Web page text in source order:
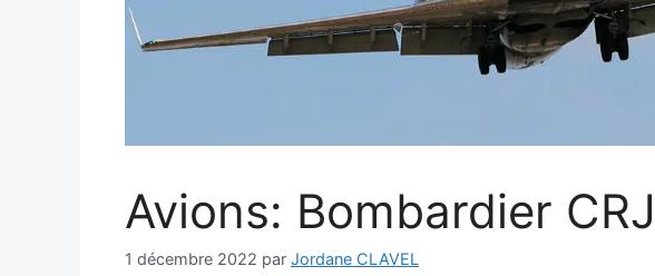
Avions: Bombardier
1 décembre 2022 par Jordane CLAVEL